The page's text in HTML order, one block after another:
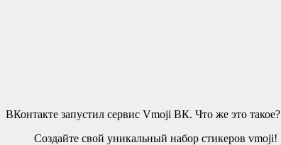
ВКонтакте запустил сервис Vmoji ВК. Что же это такое?
Создайте свой уникальный набор стикеров vmoji!